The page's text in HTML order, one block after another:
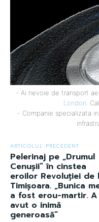
- Ai nevoie de transport
London.
- Companie specializata
ARTICOLUL PRECEDENT
Pelerinaj pe „Drumul
Cenușii” în cinstea
eroilor Revoluției de
Timișoara. „Bunica
a fost erou-martir. A
avut o inimă
generoasă”